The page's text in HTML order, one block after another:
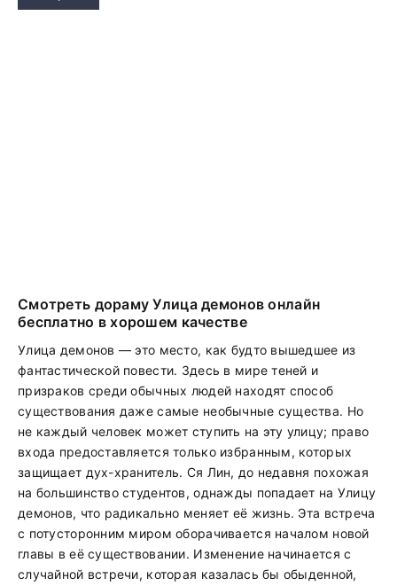
Смотреть дораму Улица демонов онлайн
бесплатно в хорошем качестве
Улица демонов — это место, как будто вышедшее из
фантастической повести. Здесь в мире теней и
призраков среди обычных людей находят способ
существования даже самые необычные существа. Но
не каждый человек может ступить на эту улицу; право
входа предоставляется только избранным, которых
защищает дух-хранитель. Ся Лин, до недавня похожая
на большинство студентов, однажды попадает на Улицу
демонов, что радикально меняет её жизнь. Эта встреча
с потусторонним миром оборачивается началом новой
главы в её существовании. Изменение начинается с
случайной встречи, которая казалась бы обыденной,